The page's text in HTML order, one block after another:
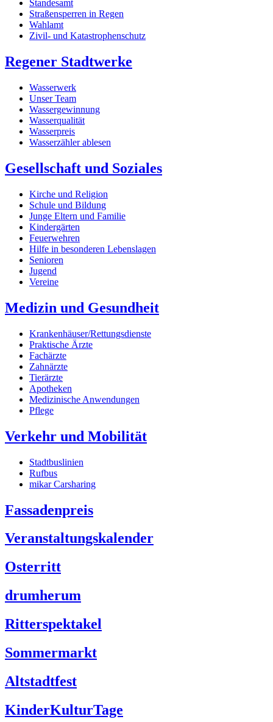
Standesamt
Straßensperren in Regen
Wahlamt
Zivil- und Katastrophenschutz
Regener Stadtwerke
Wasserwerk
Unser Team
Wassergewinnung
Wasserqualität
Wasserpreis
Wasserzähler ablesen
Gesellschaft und Soziales
Kirche und Religion
Schule und Bildung
Junge Eltern und Familie
Kindergärten
Feuerwehren
Hilfe in besonderen Lebenslagen
Senioren
Jugend
Vereine
Medizin und Gesundheit
Krankenhäuser/Rettungsdienste
Praktische Ärzte
Fachärzte
Zahnärzte
Tierärzte
Apotheken
Medizinische Anwendungen
Pflege
Verkehr und Mobilität
Stadtbuslinien
Rufbus
mikar Carsharing
Fassadenpreis
Veranstaltungskalender
Osterritt
drumherum
Ritterspektakel
Sommermarkt
Altstadtfest
KinderKulturTage